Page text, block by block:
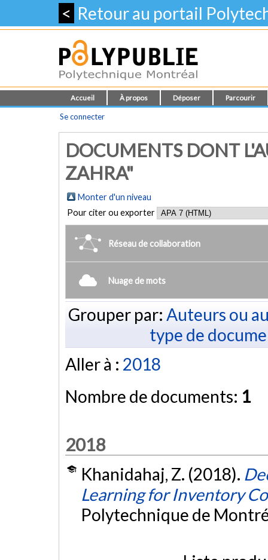
< Retour au portail
Accueil À propos Déposer Parcourir
Se connecter
DOCUMENTS DONT
ZAHRA"
Monter d'un niveau
Pour citer ou exporter
Réseau de collaboration
Nuage de mots
Grouper par: Auteurs ou
type de
Aller à : 2018
Nombre de documents: 1
2018
Khanidahaj, Z. (2018).
Learning for Inventory
Polytechnique de